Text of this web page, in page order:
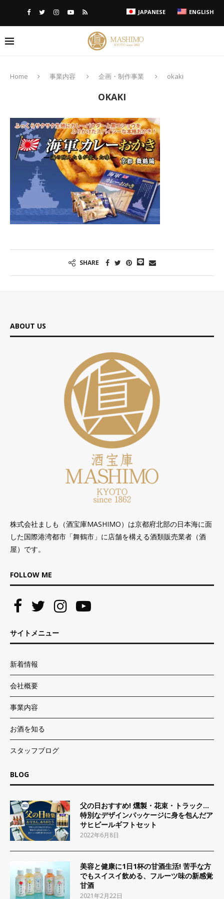
JAPANESE ENGLISH
Home 事業内容 企画・制作事業 okaki
OKAKI
SHARE
ABOUT US
株式会社ましも（酒宝庫MASHIMO）は京都府北部の日本海に面
した国際港湾都市「舞鶴市」に店舗を構える酒類販売業者（酒
屋）です。
FOLLOW ME
サイトメニュー
新着情報
会社概要
事業内容
お酒を知る
スタッフブログ
BLOG
父の日おすすめ! 燻製・花束・トラック…
特別なデザインパッケージに身を包んだア
サヒビールギフトセット
2022年6月8日
美容と健康に1日1杯の甘酒生活! 苦手な方
でもスイスイ飲める、フルーツ味の新感覚
甘酒
2021年2月22日